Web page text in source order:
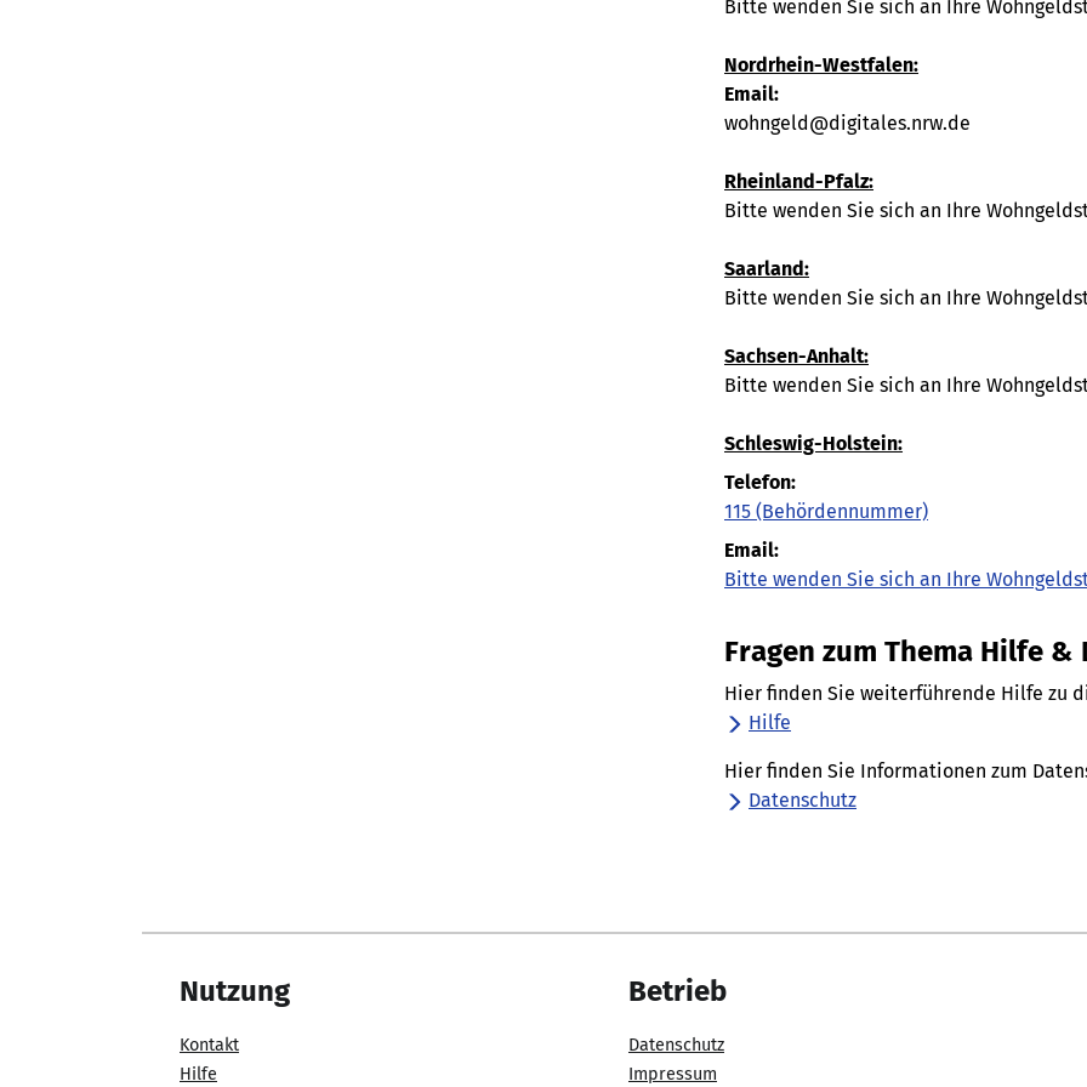
Bitte wenden Sie sich an Ihre
Nordrhein-Westfalen:
Email:
wohngeld@digitales.nrw.de
Rheinland-Pfalz:
Bitte wenden Sie sich an Ihre
Saarland:
Bitte wenden Sie sich an Ihre
Sachsen-Anhalt:
Bitte wenden Sie sich an Ihre
Schleswig-Holstein:
Telefon:
115(Behördennummer)
Email:
Bitte wenden Sie sich an Ihre
Fragen zum Thema Hilfe &
Hier finden Sie weiterführende Hilfe zu
Hilfe
Hier finden Sie Informationen zum
Datenschutz
Nutzung
Kontakt
Hilfe
Betrieb
Datenschutz
Impressum